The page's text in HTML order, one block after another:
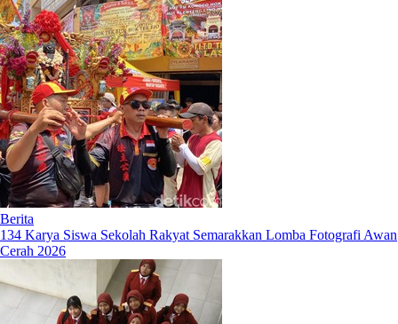
Berita
134 Karya Siswa Sekolah Rakyat Semarakkan Lomba Fotografi Awan
Cerah 2026